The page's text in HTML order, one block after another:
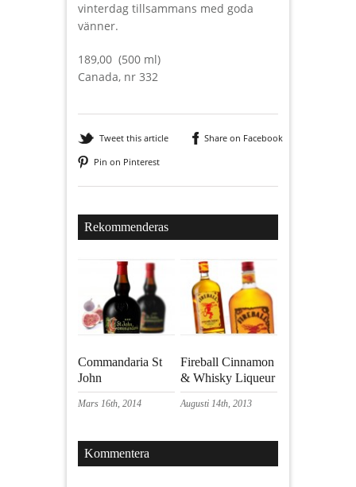
vinterdag tillsammans med goda
vänner.
189,00 (500 ml)
Canada, nr 332
Tweet this article
Share on Facebook
Pin on Pinterest
Rekommenderas
Commandaria St
John
Mars 16th, 2014
Fireball Cinnamon
& Whisky Liqueur
Augusti 14th, 2013
Kommentera